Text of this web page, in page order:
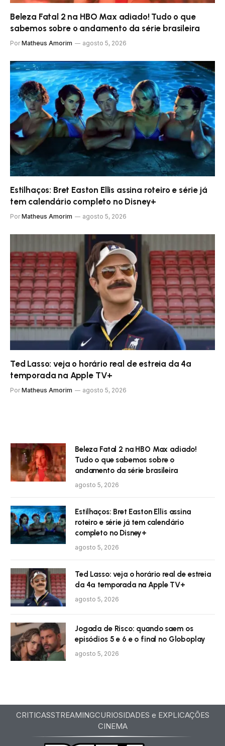
Beleza Fatal 2 na HBO Max adiado! Tudo o que
sabemos sobre o andamento da série brasileira
Por Matheus Amorim agosto 5, 2026
Estilhaços: Bret Easton Ellis assina roteiro e série já
tem calendário completo no Disney+
Por Matheus Amorim agosto 5, 2026
Ted Lasso: veja o horário real de estreia da 4ª
temporada na Apple TV+
Por Matheus Amorim agosto 5, 2026
Beleza Fatal 2 na HBO Max adiado!
Tudo o que sabemos sobre o
andamento da série brasileira
agosto 5, 2026
Estilhaços: Bret Easton Ellis assina
roteiro e série já tem calendário
completo no Disney+
agosto 5, 2026
Ted Lasso: veja o horário real de estreia
da 4ª temporada na Apple TV+
agosto 5, 2026
Jogada de Risco: quando saem os
episódios 5 e 6 e o final no Globoplay
agosto 5, 2026
CRITICASSTREAMINGCURIOSIDADES e EXPLICAÇÕES
CINEMA